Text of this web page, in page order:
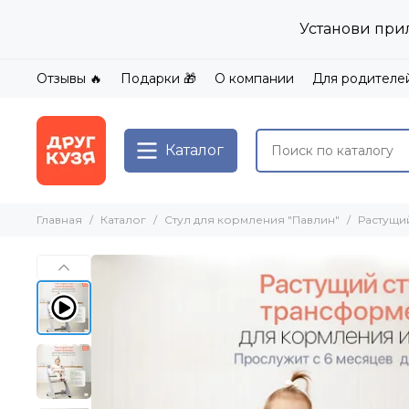
Установи
Отзывы 🔥 Подарки 🎁 О компании Для
Каталог
Главная Каталог Стул для кормления "Павлин"